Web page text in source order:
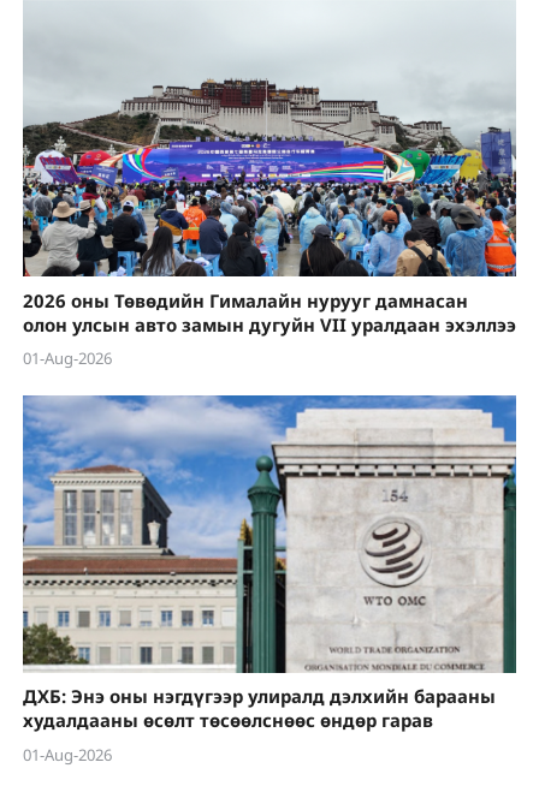
2026 оны Төвөдийн Гималайн нурууг дамнасан
олон улсын авто замын дугуйн VII уралдаан эхэллээ
01-Aug-2026
ДХБ: Энэ оны нэгдүгээр улиралд дэлхийн барааны
худалдааны өсөлт төсөөлснөөс өндөр гарав
01-Aug-2026